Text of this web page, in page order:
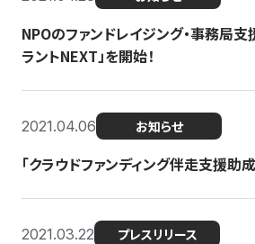
NPOのファンドレイジング・事務局支
ラントNEXT」を開始！
2021.04.06 お知らせ
「クラウドファンディング伴走支援助
2021.03.22 プレスリリース